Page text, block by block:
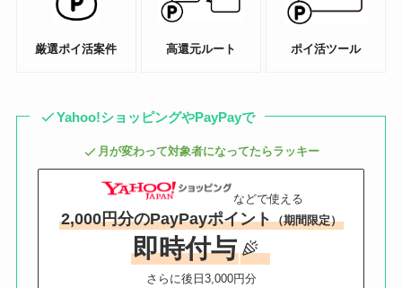
厳選ポイ活案件 高還元ルート ポイ活ツール
Yahoo!ショッピングやPayPayで
月が変わって対象者になってたらラッキー
などで使える
2,000円分のPayPayポイント（期間限定）
即時付与
さらに後日3,000円分